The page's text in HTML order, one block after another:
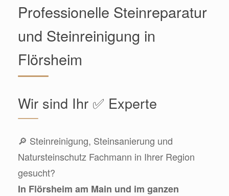
Professionelle Steinreparatur
und Steinreinigung in
Flörsheim
Wir sind Ihr ✅ Experte
🔎 Steinreinigung, Steinsanierung und
Natursteinschutz Fachmann in Ihrer Region
gesucht?
In Flörsheim am Main und im ganzen